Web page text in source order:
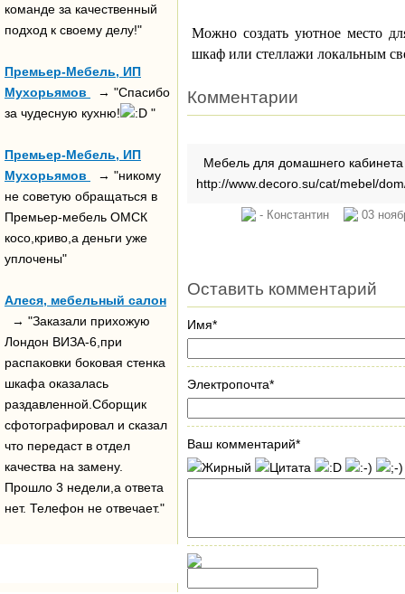
команде за качественный
подход к своему делу!"
Премьер-Мебель, ИП
Мухорьямов
→ "Спасибо
за чудесную кухню!
"
Премьер-Мебель, ИП
Мухорьямов
→ "никому
не советую обращаться в
Премьер-мебель ОМСК
косо,криво,а деньги уже
уплочены"
Алеся, мебельный салон
→ "Заказали прихожую
Лондон ВИЗА-6,при
распаковки боковая стенка
шкафа оказалась
раздавленной.Сборщик
сфотографировал и сказал
что передаст в отдел
качества на замену.
Прошло 3 недели,а ответа
нет. Телефон не отвечает."
Можно создать уютное место
шкаф или стеллажи локальным
Комментарии
Мебель для домашнего кабинета
http://www.decoro.su/cat/mebel/
- Константин 03
Оставить комментарий
Имя*
Электропочта*
Ваш комментарий*